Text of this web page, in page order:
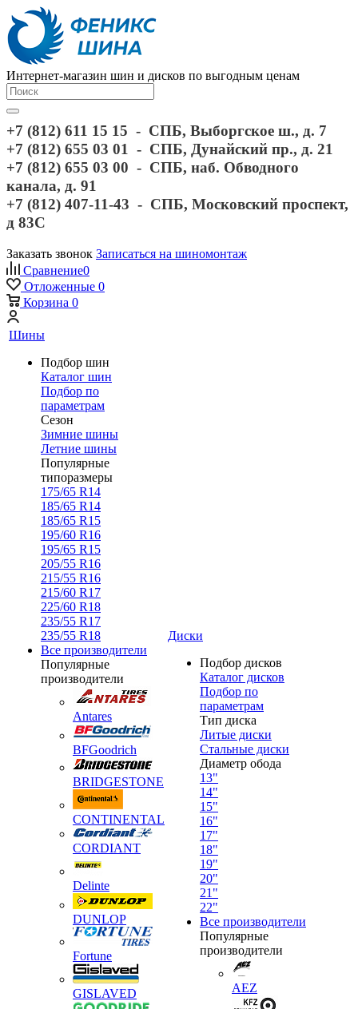
Интернет-магазин шин и дисков по выгодным ценам
+7 (812) 611 15 15 - СПБ, Выборгское ш., д. 7
+7 (812) 655 03 01 - СПБ, Дунайский пр., д. 21
+7 (812) 655 03 00 - СПБ, наб. Обводного
канала, д. 91
+7 (812) 407-11-43 - СПБ, Московский проспект,
д 83С
Заказать звонок Записаться на шиномонтаж
Сравнение0
Отложенные 0
Корзина 0
Шины
Подбор шин
Каталог шин
Подбор по
параметрам
Сезон
Зимние шины
Летние шины
Популярные
типоразмеры
175/65 R14
185/65 R14
185/65 R15
195/60 R16
195/65 R15
205/55 R16
215/55 R16
215/60 R17
225/60 R18
235/55 R17
235/55 R18
Все производители
Популярные
производители
Antares
BFGoodrich
BRIDGESTONE
CONTINENTAL
CORDIANT
Delinte
DUNLOP
Fortune
GISLAVED
Диски
Подбор дисков
Каталог дисков
Подбор по
параметрам
Тип диска
Литые диски
Стальные диски
Диаметр обода
13"
14"
15"
16"
17"
18"
19"
20"
21"
22"
Все производители
Популярные
производители
AEZ